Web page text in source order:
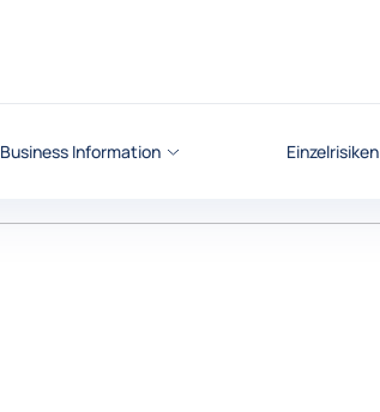
Business Information Einzelrisiken